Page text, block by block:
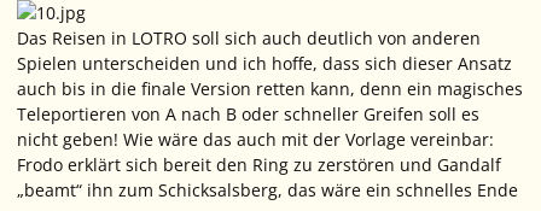
Das Reisen in LOTRO soll sich auch deutlich von anderen
Spielen unterscheiden und ich hoffe, dass sich dieser Ansatz
auch bis in die finale Version retten kann, denn ein magisches
Teleportieren von A nach B oder schneller Greifen soll es
nicht geben! Wie wäre das auch mit der Vorlage vereinbar:
Frodo erklärt sich bereit den Ring zu zerstören und Gandalf
„beamt“ ihn zum Schicksalsberg, das wäre ein schnelles Ende